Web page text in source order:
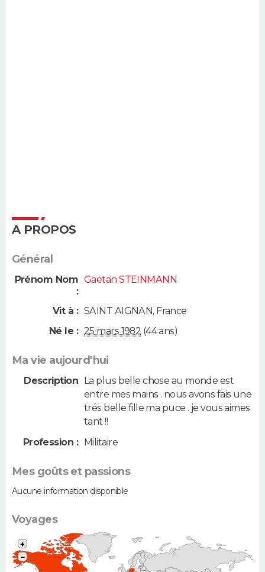
A PROPOS
Général
Prénom Nom
:
Gaetan STEINMANN
Vit à : SAINT AIGNAN, France
Né le : 25 mars 1982 (44 ans)
Ma vie aujourd'hui
Description
La plus belle chose au monde est
entre mes mains . nous avons fais une
trés belle fille ma puce . je vous aimes
tant !!
Profession : Militaire
Mes goûts et passions
Aucune information disponible
Voyages
+
−